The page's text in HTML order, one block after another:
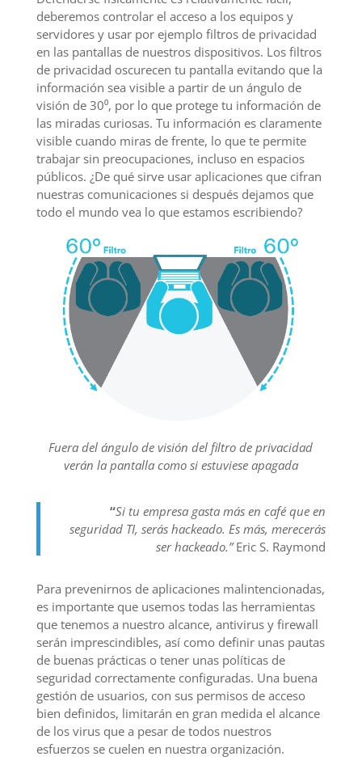
deberemos controlar el acceso a los equipos y
servidores y usar por ejemplo filtros de privacidad
en las pantallas de nuestros dispositivos. Los filtros
de privacidad oscurecen tu pantalla evitando que la
información sea visible a partir de un ángulo de
visión de 30⁰, por lo que protege tu información de
las miradas curiosas. Tu información es claramente
visible cuando miras de frente, lo que te permite
trabajar sin preocupaciones, incluso en espacios
públicos. ¿De qué sirve usar aplicaciones que cifran
nuestras comunicaciones si después dejamos que
todo el mundo vea lo que estamos escribiendo?
Fuera del ángulo de visión del filtro de privacidad
verán la pantalla como si estuviese apagada
“Si tu empresa gasta más en café que en
seguridad TI, serás hackeado. Es más, merecerás
ser hackeado.”Eric S. Raymond
Para prevenirnos de aplicaciones malintencionadas,
es importante que usemos todas las herramientas
que tenemos a nuestro alcance, antivirus y firewall
serán imprescindibles, así como definir unas pautas
de buenas prácticas o tener unas políticas de
seguridad correctamente configuradas. Una buena
gestión de usuarios, con sus permisos de acceso
bien definidos, limitarán en gran medida el alcance
de los virus que a pesar de todos nuestros
esfuerzos se cuelen en nuestra organización.